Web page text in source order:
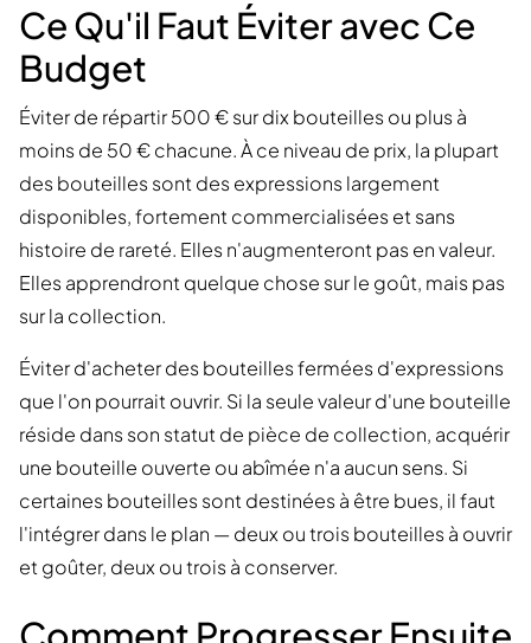
Ce Qu'il Faut Éviter avec Ce
Budget
Éviter de répartir 500 € sur dix bouteilles ou plus à
moins de 50 € chacune. À ce niveau de prix, la plupart
des bouteilles sont des expressions largement
disponibles, fortement commercialisées et sans
histoire de rareté. Elles n'augmenteront pas en valeur.
Elles apprendront quelque chose sur le goût, mais pas
sur la collection.
Éviter d'acheter des bouteilles fermées d'expressions
que l'on pourrait ouvrir. Si la seule valeur d'une bouteille
réside dans son statut de pièce de collection, acquérir
une bouteille ouverte ou abîmée n'a aucun sens. Si
certaines bouteilles sont destinées à être bues, il faut
l'intégrer dans le plan — deux ou trois bouteilles à ouvrir
et goûter, deux ou trois à conserver.